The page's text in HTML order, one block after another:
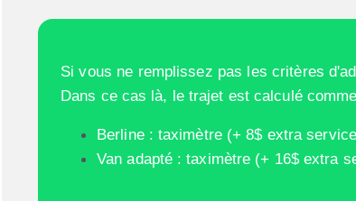
Si vous ne remplissez pas les critères
Dans ce cas là, le trajet est calculé
Berline : taximètre (+ 8$ extra
Van adapté : taximètre (+ 16$ extra